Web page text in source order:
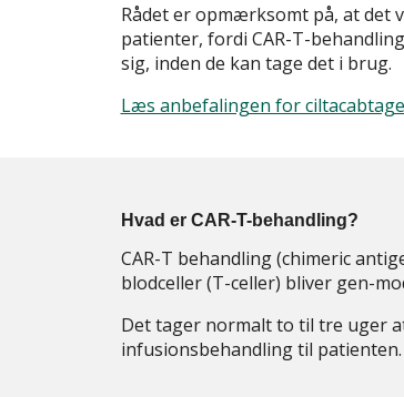
Rådet er opmærksomt på, at det
patienter, fordi CAR-T-
sig, inden de kan tage det i brug.
Læs anbefalingen for
Hvad er CAR-T-behandling?
CAR-T behandling (chimeric
blodceller (T-celler) bliver gen-
Det tager normalt to til tre uger
infusionsbehandling til patienten.